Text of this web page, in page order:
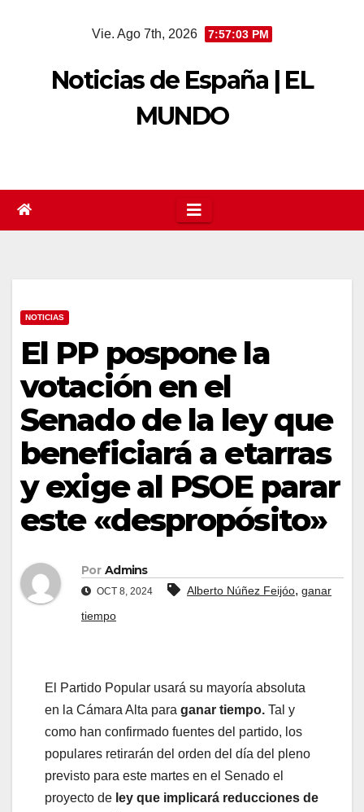
Vie. Ago 7th, 2026 7:57:03 PM
Noticias de España | EL
MUNDO
NOTICIAS
El PP pospone la
votación en el
Senado de la ley que
beneficiará a etarras
y exige al PSOE parar
este «despropósito»
Por Admins
OCT 8, 2024 Alberto Núñez Feijóo, ganar
tiempo
El Partido Popular usará su mayoría absoluta
en la Cámara Alta para ganar tiempo. Tal y
como han confirmado fuentes del partido, los
populares retirarán del orden del día del pleno
previsto para este martes en el Senado el
proyecto de ley que implicará reducciones de